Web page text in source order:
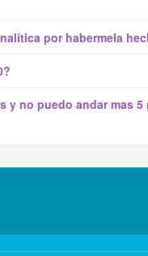
por habermela
no puedo andar mas 5